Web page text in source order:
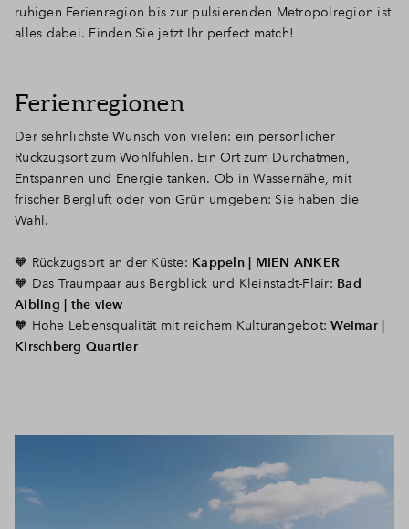
ruhigen Ferienregion bis zur pulsierenden Metropolregion ist
alles dabei. Finden Sie jetzt Ihr perfect match!
Ferienregionen
Der sehnlichste Wunsch von vielen: ein persönlicher
Rückzugsort zum Wohlfühlen. Ein Ort zum Durchatmen,
Entspannen und Energie tanken. Ob in Wassernähe, mit
frischer Bergluft oder von Grün umgeben: Sie haben die
Wahl.
🧡 Rückzugsort an der Küste: Kappeln | MIEN ANKER
🧡 Das Traumpaar aus Bergblick und Kleinstadt-Flair: Bad
Aibling | the view
🧡 Hohe Lebensqualität mit reichem Kulturangebot:Weimar |
Kirschberg Quartier